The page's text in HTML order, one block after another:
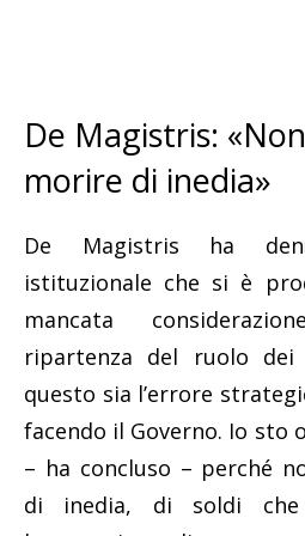
De Magistris:
morire di inedia»
De Magistris ha
istituzionale che si è
mancata
ripartenza del ruolo dei
questo sia l’errore
facendo il Governo. Io sto
– ha concluso – perché
di inedia, di soldi